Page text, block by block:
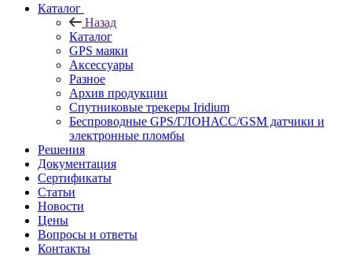
Каталог
Назад
Каталог
GPS маяки
Аксессуары
Разное
Архив продукции
Спутниковые трекеры Iridium
Беспроводные GPS/ГЛОНАСС/GSM датчики и
электронные пломбы
Решения
Документация
Сертификаты
Статьи
Новости
Цены
Вопросы и ответы
Контакты